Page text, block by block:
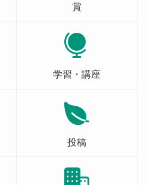
賞
学習・講座
投稿